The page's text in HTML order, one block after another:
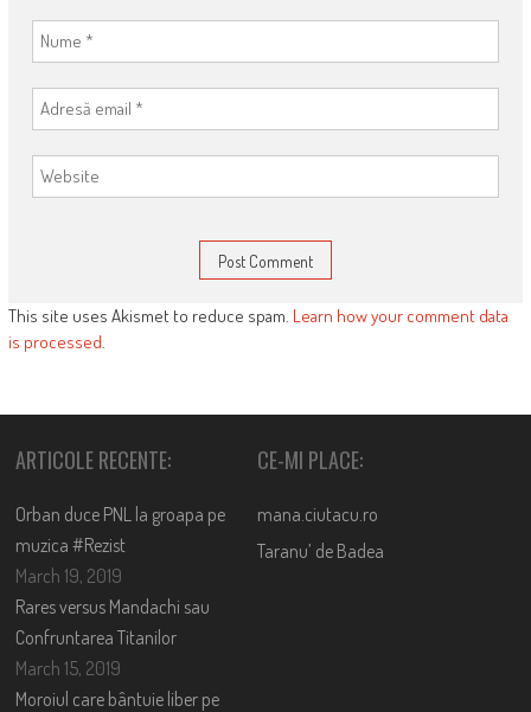
This site uses Akismet to reduce spam. Learn how your comment data
is processed
ARTICOLE RECENTE:
Orban duce PNL la groapa pe
muzica #Rezist
March 19, 2019
Rares versus Mandachi sau
Confruntarea Titanilor
March 15, 2019
Moroiul care bântuie liber pe
CE-MI PLACE:
mana.ciutacu.ro
Taranu’ de Badea